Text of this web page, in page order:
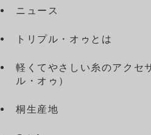
ニュース
トリプル・オゥとは
軽くてやさしい糸のアクセ
ル・オゥ）
桐生産地